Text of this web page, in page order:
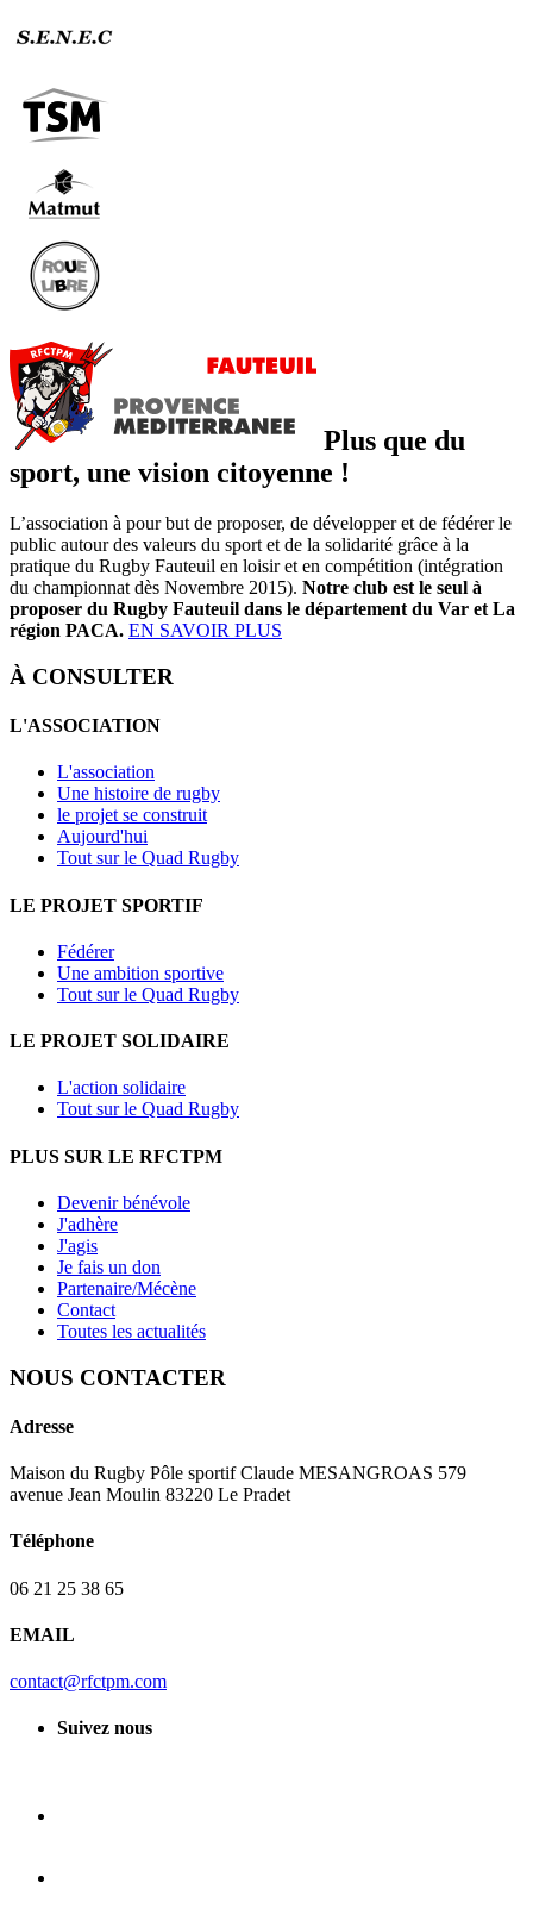
Plus que du
sport, une vision citoyenne !
L’association à pour but de proposer, de développer et de fédérer le
public autour des valeurs du sport et de la solidarité grâce à la
pratique du Rugby Fauteuil en loisir et en compétition (intégration
du championnat dès Novembre 2015). Notre club est le seul à
proposer du Rugby Fauteuil dans le département du Var et La
région PACA. EN SAVOIR PLUS
À CONSULTER
L'ASSOCIATION
L'association
Une histoire de rugby
le projet se construit
Aujourd'hui
Tout sur le Quad Rugby
LE PROJET SPORTIF
Fédérer
Une ambition sportive
Tout sur le Quad Rugby
LE PROJET SOLIDAIRE
L'action solidaire
Tout sur le Quad Rugby
PLUS SUR LE RFCTPM
Devenir bénévole
J'adhère
J'agis
Je fais un don
Partenaire/Mécène
Contact
Toutes les actualités
NOUS CONTACTER
Adresse
Maison du Rugby Pôle sportif Claude MESANGROAS 579
avenue Jean Moulin 83220 Le Pradet
Téléphone
06 21 25 38 65
EMAIL
contact@rfctpm.com
Suivez nous